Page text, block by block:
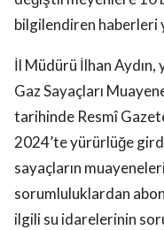
bilgilendiren haberleri
İl Müdürü İlhan Aydın,
Gaz Sayaçları
tarihinde Resmî
2024’te yürürlüğe
sayaçların
sorumluluklardan
ilgili su idarelerinin